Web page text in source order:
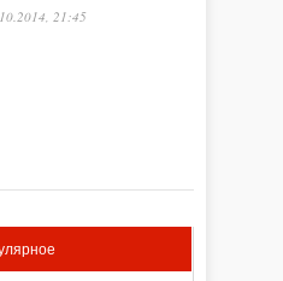
21:45